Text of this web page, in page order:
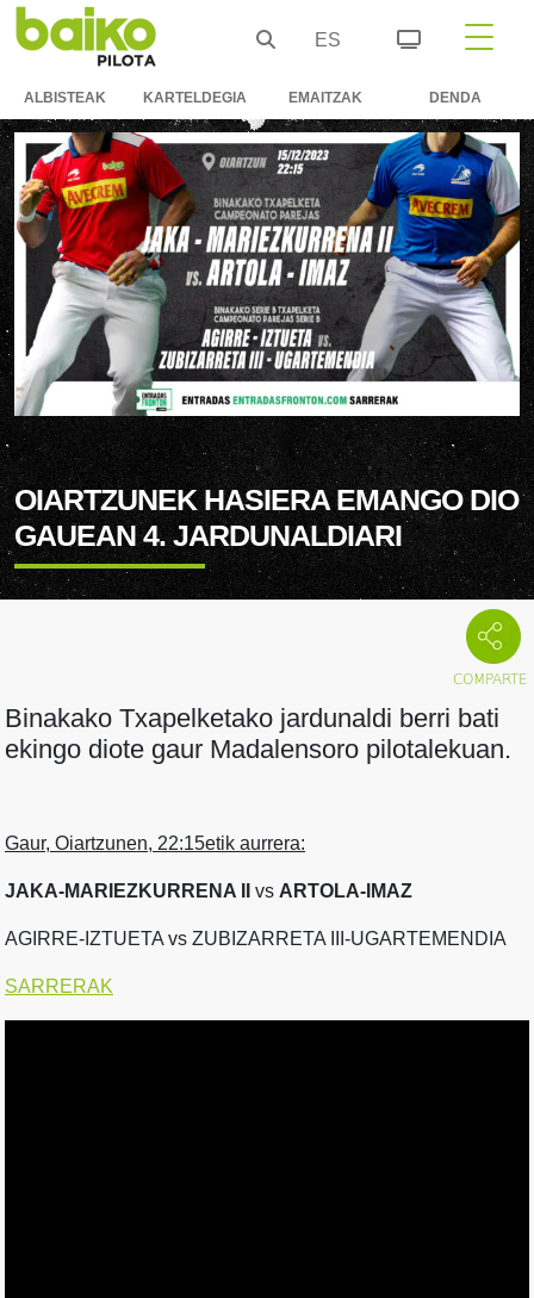
ES
ALBISTEAK KARTELDEGIA EMAITZAK DENDA
OIARTZUNEK HASIERA EMANGO DIO
GAUEAN 4. JARDUNALDIARI
Binakako Txapelketako jardunaldi berri bati
ekingo diote gaur Madalensoro pilotalekuan.
Gaur, Oiartzunen, 22:15etik aurrera:
JAKA-MARIEZKURRENA II vs ARTOLA-IMAZ
AGIRRE-IZTUETA vs ZUBIZARRETA III-UGARTEMENDIA
SARRERAK